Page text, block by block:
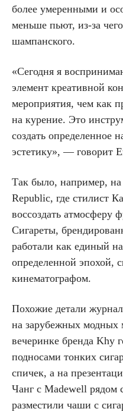
более умеренными и
меньше пьют, из-за
шампанского.
«Сегодня я
элемент креативной
мероприятия, чем как
на курение. Это
создать определенное
эстетику», — говорит
Так было, например,
Republic, где стилист
воссоздать атмосферу
Сигареты,
работали как единый
определенной эпохой,
кинематографом.
Похожие детали
на зарубежных модных
вечеринке бренда Khy
подносами тонких
спичек, а на
Чанг с Madewell рядом
разместили чаши с